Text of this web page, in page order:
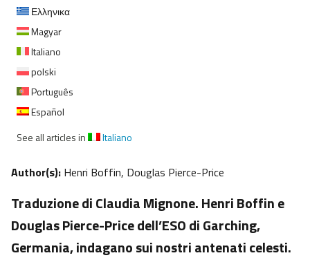
Ελληνικα
Magyar
Italiano
polski
Português
Español
See all articles in
Italiano
Author(s): Henri Boffin, Douglas Pierce-Price
Traduzione di Claudia Mignone. Henri Boffin e
Douglas Pierce-Price dell’ESO di Garching,
Germania, indagano sui nostri antenati celesti.